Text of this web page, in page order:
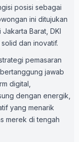
posisi sebagai
ini ditujukan
Barat, DKI
dan inovatif.
pemasaran
jawab
digital,
dengan energik,
yang menarik
merek di tengah